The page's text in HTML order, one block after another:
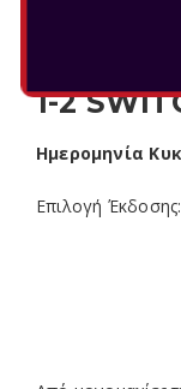
1-2
Ημερομηνία
Επιλογή Έκδοσης: